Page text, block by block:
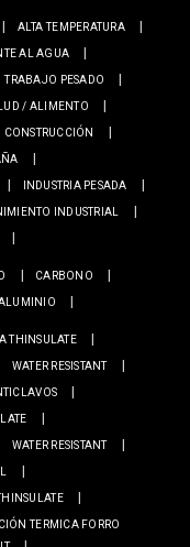
ALTA TEMPERATURA
AL AGUA
TRABAJO PESADO
/ ALIMENTO
CONSTRUCCIÓN
INDUSTRIA PESADA
INDUSTRIAL
CARBONO
THINSULATE
WATER RESISTANT
WATER RESISTANT
TERMICA FORRO